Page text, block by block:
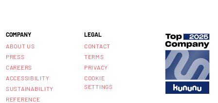
COMPANY
ABOUT US
PRESS
CAREERS
ACCESSIBILITY
SUSTAINABILITY
REFERENCE
LEGAL
CONTACT
TERMS
PRIVACY
COOKIE
SETTINGS